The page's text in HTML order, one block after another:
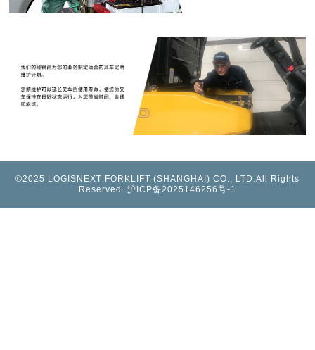
©2025 LOGISNEXT FORKLIFT (SHANGHAI) CO., LTD.All Rights
Reserved. 沪ICP备2025146256号-1